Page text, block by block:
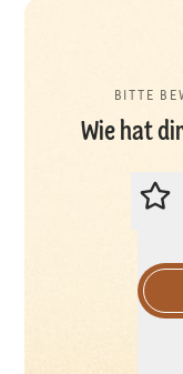
BITTE
Wie hat